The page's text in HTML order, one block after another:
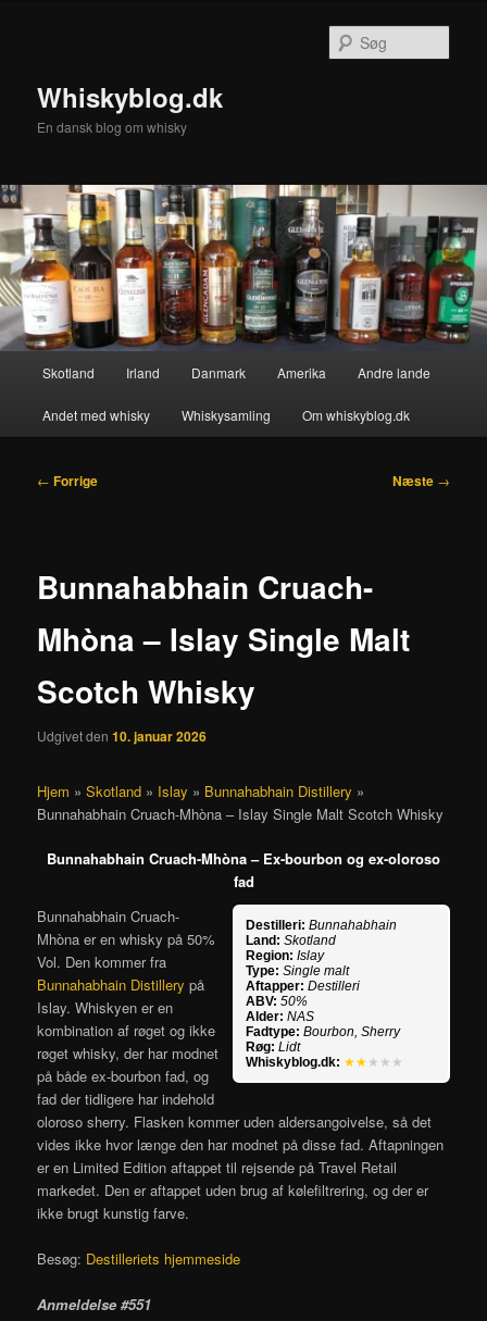
Whiskyblog.dk
En dansk blog om whisky
Skotland Irland Danmark Amerika Andre lande
Andet med whisky Whiskysamling Om whiskyblog.dk
Indlægsnavigation
← Forrige Næste →
Bunnahabhain Cruach-
Mhòna – Islay Single Malt
Scotch Whisky
Udgivet den10. januar 2026
Hjem »Skotland » Islay » Bunnahabhain Distillery »
Bunnahabhain Cruach-Mhòna – Islay Single Malt Scotch Whisky
Bunnahabhain Cruach-Mhòna – Ex-bourbon og ex-oloroso
fad
Destilleri: Bunnahabhain
Land: Skotland
Region: Islay
Type: Single malt
Aftapper: Destilleri
ABV: 50%
Alder: NAS
Fadtype: Bourbon, Sherry
Røg: Lidt
Whiskyblog.dk: ★★ ★★★
Bunnahabhain Cruach-
Mhòna er en whisky på 50%
Vol. Den kommer fra
Bunnahabhain Distillery på
Islay. Whiskyen er en
kombination af røget og ikke
røget whisky, der har modnet
på både ex-bourbon fad, og
fad der tidligere har indehold
oloroso sherry. Flasken kommer uden aldersangoivelse, så det
vides ikke hvor længe den har modnet på disse fad. Aftapningen
er en Limited Edition aftappet til rejsende på Travel Retail
markedet. Den er aftappet uden brug af kølefiltrering, og der er
ikke brugt kunstig farve.
Besøg: Destilleriets hjemmeside
Anmeldelse #551